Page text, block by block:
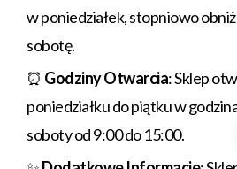
w poniedziałek, stopniowo
sobotę.
⏰ Godziny Otwarcia: Sklep
poniedziałku do piątku w
soboty od 9:00 do 15:00.